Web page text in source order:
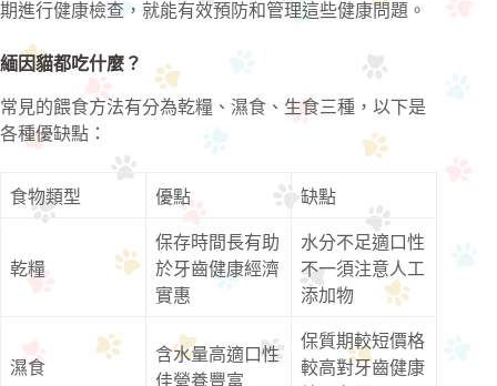
期進行健康檢查，就能有效預防和管理這些健康問題。
緬因貓都吃什麼？
常見的餵食方法有分為乾糧、濕食、生食三種，以下是
各種優缺點：
食物類型 優點 缺點
乾糧
保存時間長有助
於牙齒健康經濟
實惠
水分不足適口性
不一須注意人工
添加物
濕食
含水量高適口性
佳營養豐富
保質期較短價格
較高對牙齒健康